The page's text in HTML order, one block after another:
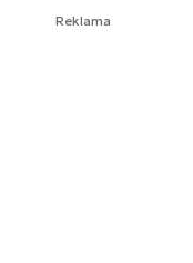
Reklama